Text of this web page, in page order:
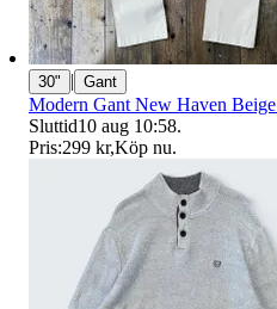
30" | Gant
Modern Gant New Haven
Sluttid10 aug 10:58.
Pris:299 kr,Köp nu.